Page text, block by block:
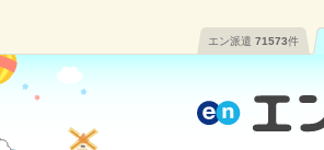
エン派遣 71573件